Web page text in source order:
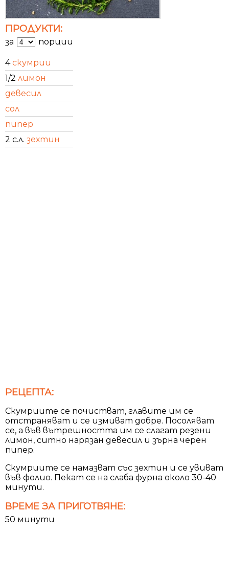
ПРОДУКТИ:
за порции
4скумрии
1/2 лимон
девесил
сол
пипер
2 с.л. зехтин
РЕЦЕПТА:
Скумриите се почистват, главите им се
отстраняват и се измиват добре. Посоляват
се, а във вътрешността им се слагат резени
лимон, ситно нарязан девесил и зърна черен
пипер.
Скумриите се намазват със зехтин и се увиват
във фолио. Пекат се на слаба фурна около 30-40
минути.
ВРЕМЕ ЗА ПРИГОТВЯНЕ:
50 минути